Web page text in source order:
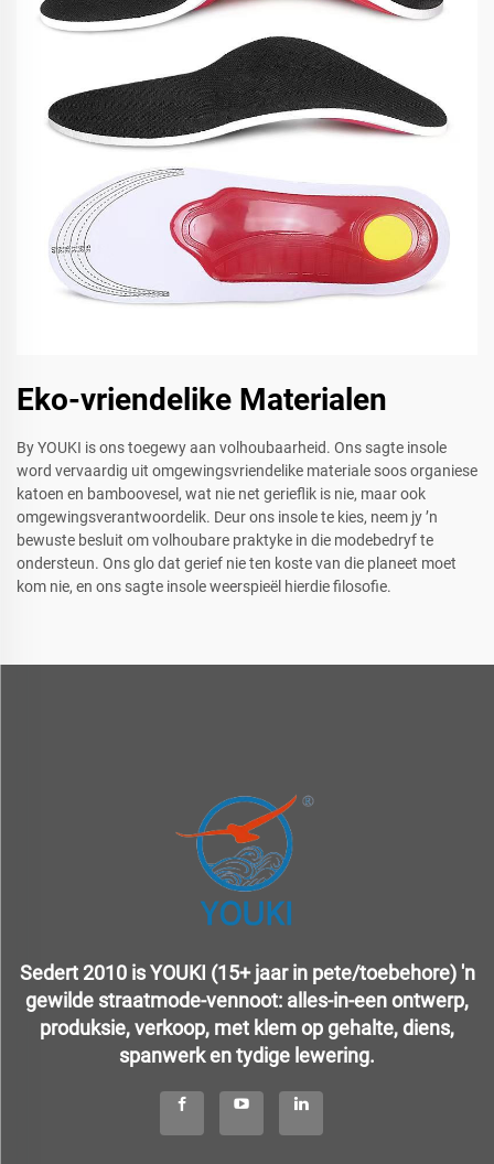
Eko-vriendelike Materialen
By YOUKI is ons toegewy aan volhoubaarheid. Ons sagte insole
word vervaardig uit omgewingsvriendelike materiale soos organiese
katoen en bamboovesel, wat nie net gerieflik is nie, maar ook
omgewingsverantwoordelik. Deur ons insole te kies, neem jy ’n
bewuste besluit om volhoubare praktyke in die modebedryf te
ondersteun. Ons glo dat gerief nie ten koste van die planeet moet
kom nie, en ons sagte insole weerspieël hierdie filosofie.
Sedert 2010 is YOUKI (15+ jaar in pete/toebehore) 'n
gewilde straatmode-vennoot: alles-in-een ontwerp,
produksie, verkoop, met klem op gehalte, diens,
spanwerk en tydige lewering.